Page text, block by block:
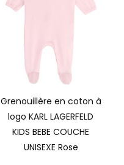
Grenouillère en coton à
logo KARL LAGERFELD
KIDS BEBE COUCHE
UNISEXE Rose